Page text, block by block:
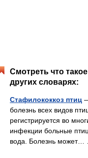
Смотреть что
других словарях:
Стафилококкоз птиц
болезнь всех видов
регистрируется во
инфекции больные
вода. Болезнь